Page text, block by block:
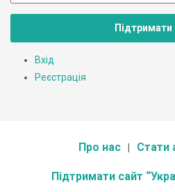
Підтримати
Вхід
Реєстрація
Про нас Стати
Підтримати сайт